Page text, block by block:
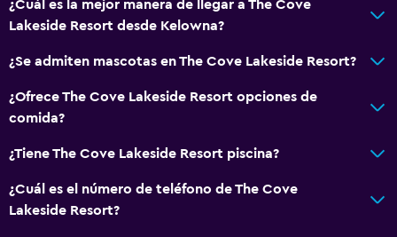
¿Cuál es la mejor manera de llegar a The Cove
Lakeside Resort desde Kelowna?
¿Se admiten mascotas en The Cove Lakeside Resort?
¿Ofrece The Cove Lakeside Resort opciones de
comida?
¿Tiene The Cove Lakeside Resort piscina?
¿Cuál es el número de teléfono de The Cove
Lakeside Resort?